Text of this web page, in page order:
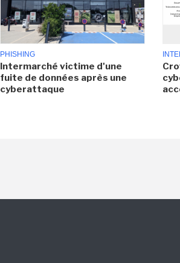
PHISHING
Intermarché victime d'une
fuite de données après une
cyberattaque